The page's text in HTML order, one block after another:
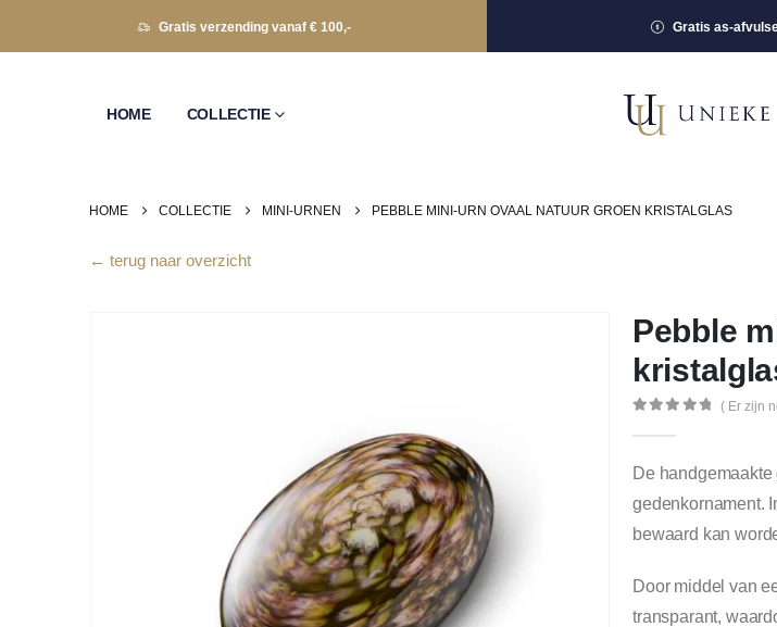
Gratis verzending vanaf € 100,- Gratis as-
HOME COLLECTIE
HOME COLLECTIE MINI-URNEN PEBBLE MINI-URN OVAAL NATUUR GROEN KRISTALGLAS
← terug naar overzicht
Pebble
( Er zijn
De
gedenkornament.
bewaard kan
Door middel van
transparant,